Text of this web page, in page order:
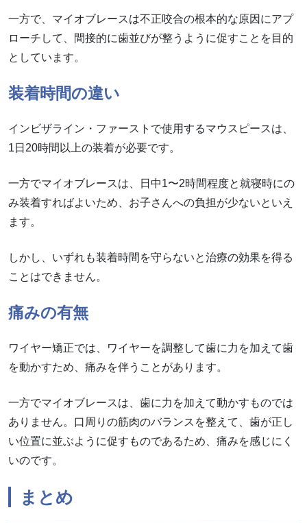
一方で、マイオブレースは不正咬合の根本的な原因にアプ
ローチして、間接的に歯並びが整うように促すことを目的
としています。
装着時間の違い
インビザライン・ファーストで使用するマウスピースは、
1日20時間以上の装着が必要です。
一方でマイオブレースは、日中1〜2時間程度と就寝時にの
み装着すればよいため、お子さんへの負担が少ないといえ
ます。
しかし、いずれも装着時間を守らないと治療の効果を得る
ことはできません。
痛みの有無
ワイヤー矯正では、ワイヤーを調整して歯に力を加えて歯
を動かすため、痛みを伴うことがあります。
一方でマイオブレースは、歯に力を加えて動かすものでは
ありません。口周りの筋肉のバランスを整えて、歯が正し
い位置に並ぶように促すものであるため、痛みを感じにく
いのです。
まとめ